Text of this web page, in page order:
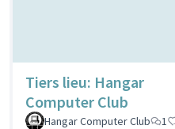
Tiers lieu: Hangar
Computer Club
Hangar Computer Club
1